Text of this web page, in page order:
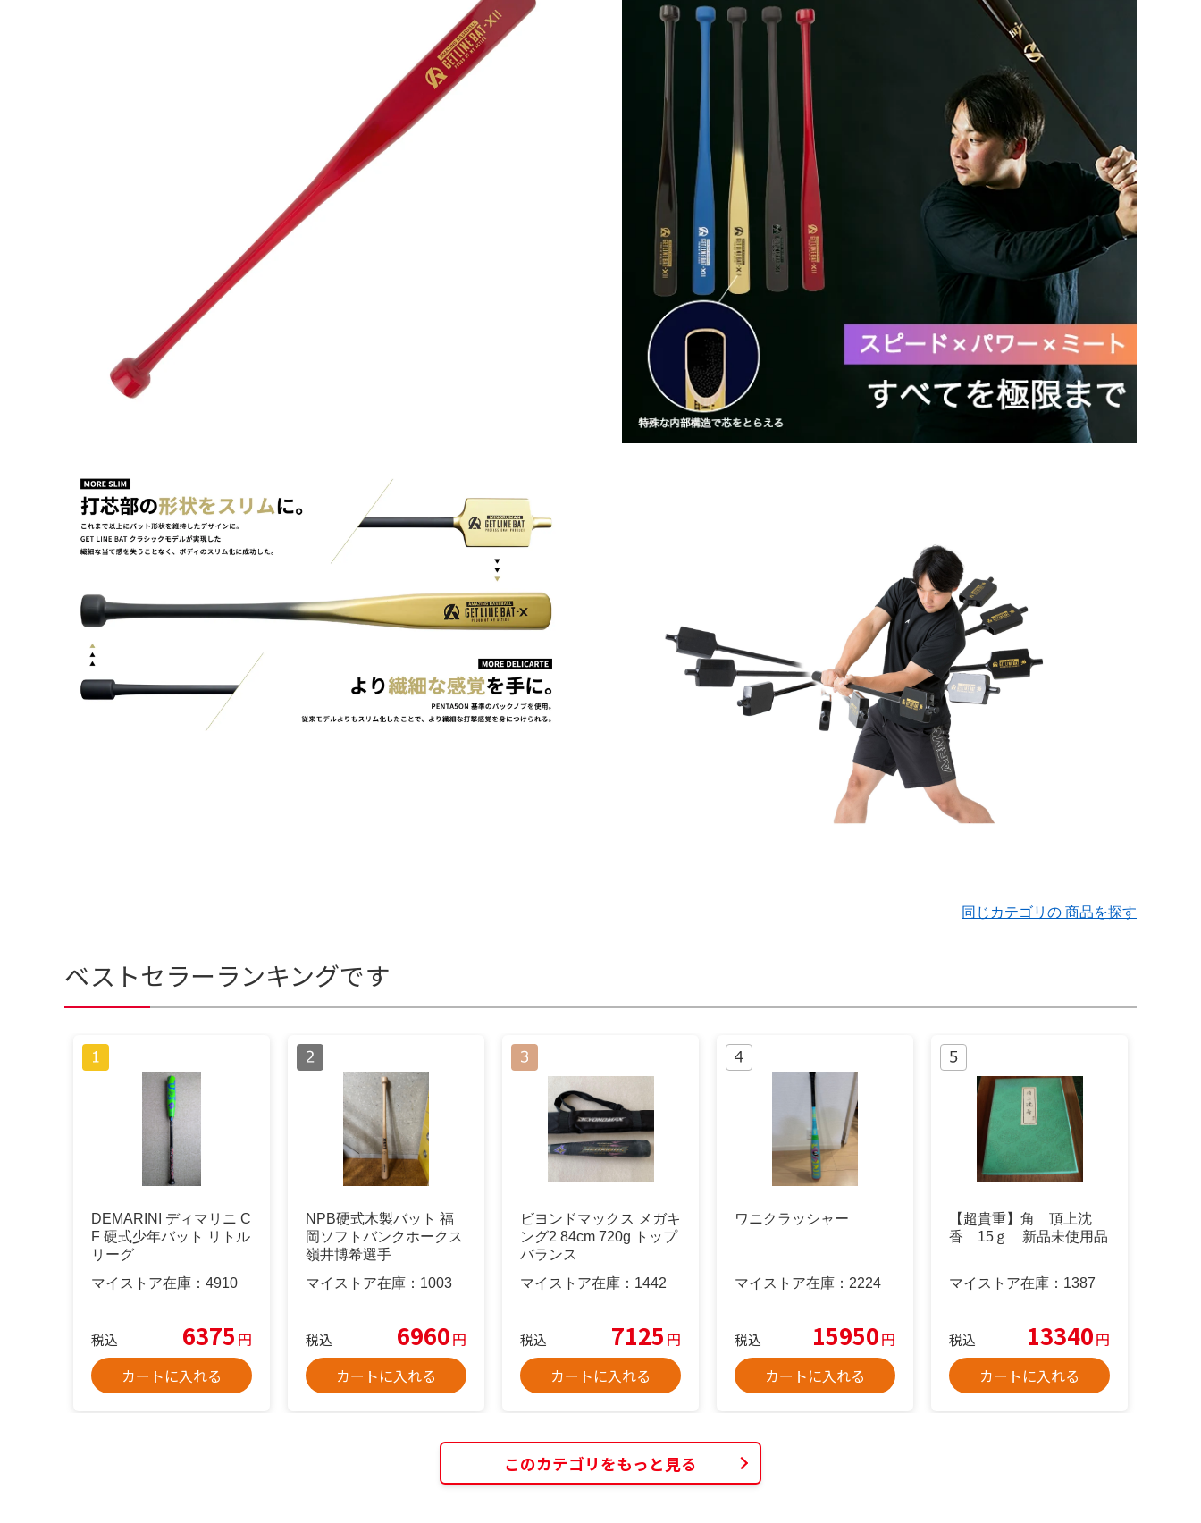
同じカテゴリの 商品を探す
ベストセラーランキングです
DEMARINI ディマリニ C
F 硬式少年バット リトル
リーグ
マイストア在庫： 4910
税込 6375 円
カートに入れる
NPB硬式木製バット 福
岡ソフトバンクホークス
嶺井博希選手
マイストア在庫： 1003
税込 6960円
カートに入れる
ビヨンドマックス メガキ
ング2 84cm 720g トップ
バランス
マイストア在庫： 1442
税込 7125 円
カートに入れる
ワニクラッシャー
マイストア在庫： 2224
税込 15950円
カートに入れる
【超貴重】角 頂上沈
香 15ｇ 新品未使用品
マイストア在庫： 1387
税込 13340円
カートに入れる
このカテゴリをもっと見る